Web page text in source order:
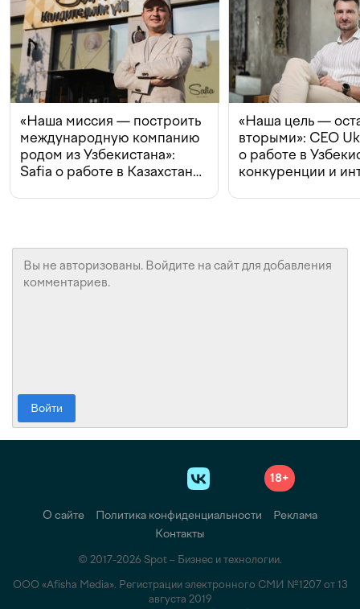
«Наша миссия — построить
международную компанию
родом из Узбекистана»:
Safia о работе в Казахстане,
«Наша цель —
вторыми»: CEO
о работе в
конкуренции и
Войти
18+
О сайте Политика конфиденциальности
Реклама
Контакты
© 2017-2026 Spot – Бизнес и технологии.
ООО «Afisha Media». Регистрации электронного СМИ №1207 от 13
августа 2019